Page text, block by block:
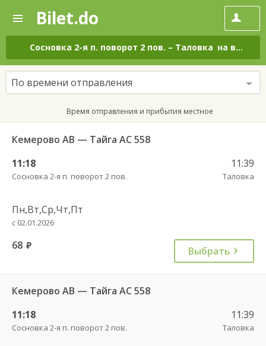
—
Поиск
и
покупка
билетов
на
автобус
онлайн
Bilet.do
Сосновка 2-я п. поворот 2 пов. – Таловка на все дни
По времени отправления
Время отправления и прибытия местное
Кемерово АВ — Тайга АС 558
11:18
Сосновка 2-я п. поворот 2 пов.
11:39
Таловка
Пн,Вт,Ср,Чт,Пт
с 02.01.2026
68 руб. Выбрать
Кемерово АВ — Тайга АС 558
11:18
Сосновка 2-я п. поворот 2 пов.
11:39
Таловка